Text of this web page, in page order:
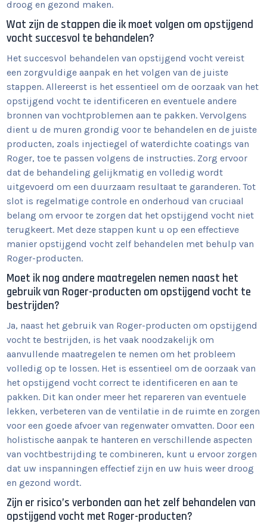
droog en gezond maken.
Wat zijn de stappen die ik moet volgen om opstijgend
vocht succesvol te behandelen?
Het succesvol behandelen van opstijgend vocht vereist
een zorgvuldige aanpak en het volgen van de juiste
stappen. Allereerst is het essentieel om de oorzaak van het
opstijgend vocht te identificeren en eventuele andere
bronnen van vochtproblemen aan te pakken. Vervolgens
dient u de muren grondig voor te behandelen en de juiste
producten, zoals injectiegel of waterdichte coatings van
Roger, toe te passen volgens de instructies. Zorg ervoor
dat de behandeling gelijkmatig en volledig wordt
uitgevoerd om een duurzaam resultaat te garanderen. Tot
slot is regelmatige controle en onderhoud van cruciaal
belang om ervoor te zorgen dat het opstijgend vocht niet
terugkeert. Met deze stappen kunt u op een effectieve
manier opstijgend vocht zelf behandelen met behulp van
Roger-producten.
Moet ik nog andere maatregelen nemen naast het
gebruik van Roger-producten om opstijgend vocht te
bestrijden?
Ja, naast het gebruik van Roger-producten om opstijgend
vocht te bestrijden, is het vaak noodzakelijk om
aanvullende maatregelen te nemen om het probleem
volledig op te lossen. Het is essentieel om de oorzaak van
het opstijgend vocht correct te identificeren en aan te
pakken. Dit kan onder meer het repareren van eventuele
lekken, verbeteren van de ventilatie in de ruimte en zorgen
voor een goede afvoer van regenwater omvatten. Door een
holistische aanpak te hanteren en verschillende aspecten
van vochtbestrijding te combineren, kunt u ervoor zorgen
dat uw inspanningen effectief zijn en uw huis weer droog
en gezond wordt.
Zijn er risico’s verbonden aan het zelf behandelen van
opstijgend vocht met Roger-producten?